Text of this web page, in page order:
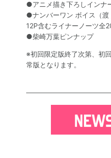
●アニメ描き下ろしインナ
●ナンバーワン ボイス（
12P含むライナーノーツ全
●柴崎万葉ピンナップ
※初回限定版終了次第、初
常版となります。